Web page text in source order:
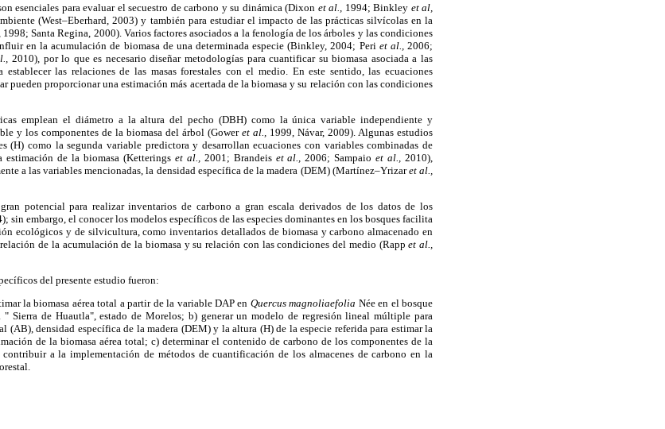
esenciales para evaluar el secuestro de carbono y su dinámica (Dixon et al., 1994; Binkley et al,
(West–Eberhard, 2003) y también para estudiar el impacto de las prácticas silvícolas en la
Santa Regina, 2000). Varios factores asociados a la fenología de los árboles y las condiciones
en la acumulación de biomasa de una determinada especie (Binkley, 2004; Peri et al.,
2006;
2010), por lo que es necesario diseñar metodologías para cuantificar su biomasa asociada a las
establecer las relaciones de las masas forestales con el medio. En este sentido, las ecuaciones
pueden proporcionar una estimación más acertada de la biomasa y su relación con las condiciones
emplean el diámetro a la altura del pecho (DBH) como la única variable independiente y
y los componentes de la biomasa del árbol (Gower et al.,
1999, Návar, 2009). Algunas estudios
(H) como la segunda variable predictora y desarrollan ecuaciones con variables combinadas de
de la biomasa (Ketterings et al., 2001; Brandeis et al., 2006; Sampaioet al.,
2010),
a las variables mencionadas, la densidad específica de la madera (DEM) (Martínez–Yrizaret al.,
potencial para realizar inventarios de carbono a gran escala derivados de los datos de los
sin embargo, el conocer los modelos específicos de las especies dominantes en los bosques facilita
ecológicos y de silvicultura, como inventarios detallados de biomasa y carbono almacenado en
de la acumulación de la biomasa y su relación con las condiciones del medio (Rappet al.,
del presente estudio fueron:
la biomasa aérea total a partir de la variable DAP en Quercus magnoliaefolia Née en el bosque
Sierra de Huautla", estado de Morelos; b) generar un modelo de regresión lineal múltiple para
(AB), densidad específica de la madera (DEM) y la altura (H) de la especie referida para estimar la
de la biomasa aérea total; c) determinar el contenido de carbono de los componentes de la
contribuir a la implementación de métodos de cuantificación de los almacenes de carbono en la